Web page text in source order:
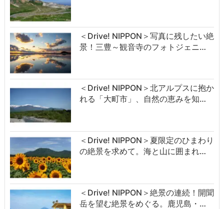
＜Drive! NIPPON＞写真に残したい絶
景！三豊～観音寺のフォトジェニ…
＜Drive! NIPPON＞北アルプスに抱か
れる「大町市」、自然の恵みを知…
＜Drive! NIPPON＞夏限定のひまわり
の絶景を求めて。海と山に囲まれ…
＜Drive! NIPPON＞絶景の連続！開聞
岳を望む絶景をめぐる。鹿児島・…